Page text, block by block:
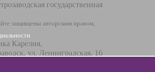
государственная
защищены авторским правом,
Карелия,
ул. Ленинградская, 16